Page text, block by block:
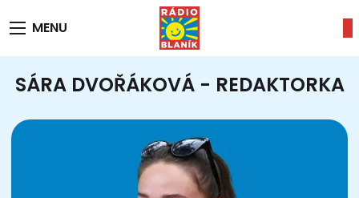
MENU
SÁRA DVOŘÁKOVÁ - REDAKTORKA